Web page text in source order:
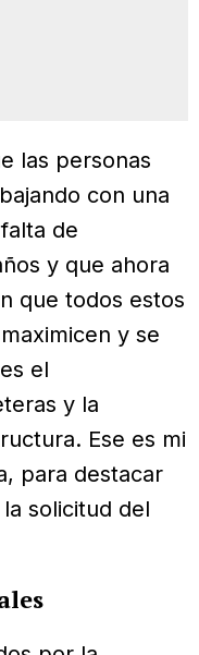
las personas
con una
de
y que ahora
que todos estos
y se
el
y la
Ese es mi
para destacar
solicitud del